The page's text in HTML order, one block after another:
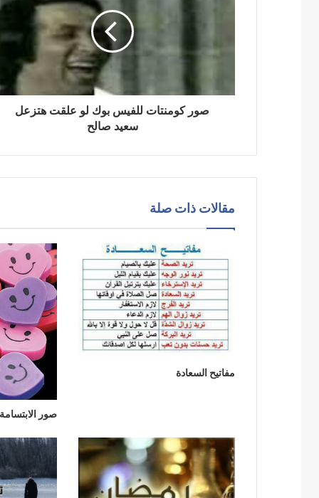
صور كومنتات للفيس بوك لو علقت هتزعل
سعيد صالح
مقالات ذات صلة
مفاتيح السعادة
صور